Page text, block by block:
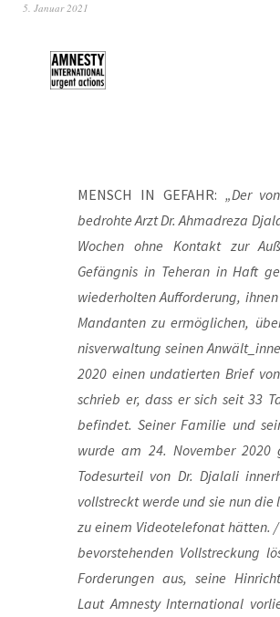
5. Januar 2021
MENSCH IN GEFAHR: „Der
bedroh­te Arzt Dr. Ahm­adre­za
Wochen ohne Kon­takt zur
Gefäng­nis in Tehe­ran in Haft
wie­der­hol­ten Auf­for­de­rung,
Man­dan­ten zu ermög­li­chen,
nis­ver­wal­tung sei­nen
2020 einen unda­tier­ten Brief
schrieb er, dass er sich seit 33
befin­det. Sei­ner Fami­lie und
wur­de am 24. Novem­ber 2020
Todes­ur­teil von Dr. Dja­la­li
voll­streckt wer­de und sie nun die
zu einem Video­te­le­fo­nat hät­ten.
bevor­ste­hen­den Voll­stre­ckung
For­de­run­gen aus, sei­ne
Laut Amnes­ty Inter­na­tio­nal